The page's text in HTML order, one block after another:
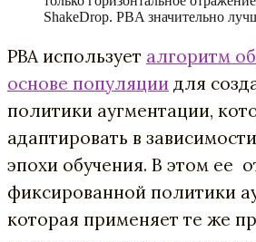
ShakeDrop. PBA значительно
PBA использует алгоритм
основе популяции для
политики аугментации,
адаптировать в
эпохи обучения. В этом ее
фиксированной политики
которая применяет те же